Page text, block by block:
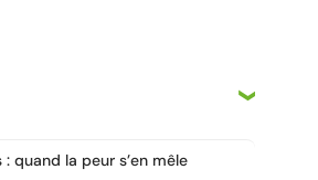
quand la peur s’en mêle